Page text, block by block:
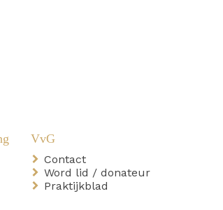
Contact
Word lid / donateur
Praktijkblad